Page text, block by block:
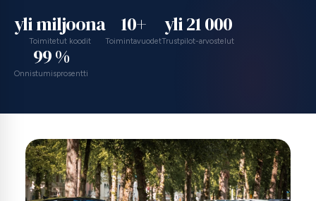
yli miljoona
Toimitetut koodit
10+
Toimintavuodet
yli 21 000
Trustpilot-arvostelut
99 %
Onnistumisprosentti